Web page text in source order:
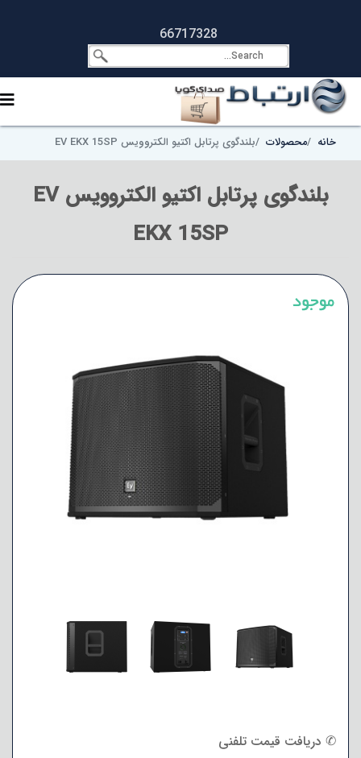
66717328
خانه محصولات بلندگوی پرتابل اکتیو الکتروویس EV EKX 15SP
بلندگوی پرتابل اکتیو الکتروویس EV
EKX 15SP
✆ دریافت قیمت تلفنی